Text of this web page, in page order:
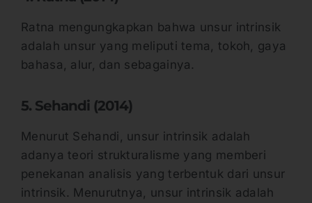
Ratna mengungkapkan bahwa unsur intrinsik
adalah unsur yang meliputi tema, tokoh, gaya
bahasa, alur, dan sebagainya.
5. Sehandi (2014)
Menurut Sehandi, unsur intrinsik adalah
adanya teori strukturalisme yang memberi
penekanan analisis yang terbentuk dari unsur
intrinsik. Menurutnya, unsur intrinsik adalah